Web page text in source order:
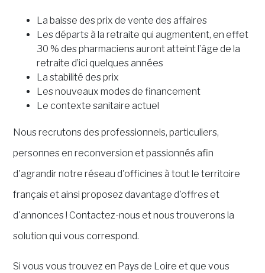
La baisse des prix de vente des affaires
Les départs à la retraite qui augmentent, en effet
30 % des pharmaciens auront atteint l’âge de la
retraite d’ici quelques années
La stabilité des prix
Les nouveaux modes de financement
Le contexte sanitaire actuel
Nous recrutons des professionnels, particuliers,
personnes en reconversion et passionnés afin
d'agrandir notre réseau d'officines à tout le territoire
français et ainsi proposez davantage d'offres et
d'annonces ! Contactez-nous et nous trouverons la
solution qui vous correspond.
Si vous vous trouvez en Pays de Loire et que vous